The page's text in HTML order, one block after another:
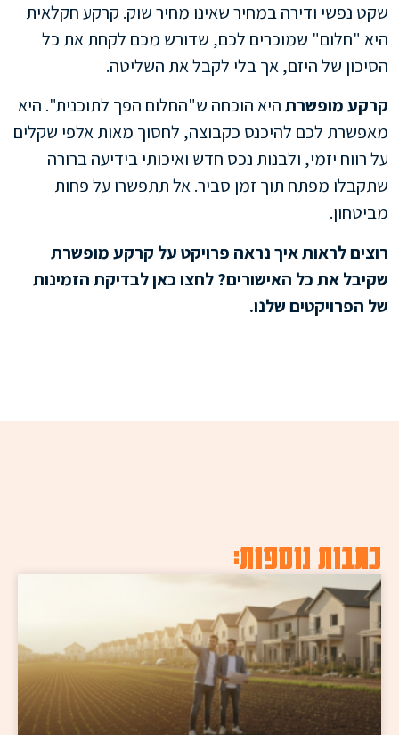
שקט נפשי ודירה במחיר שאינו מחיר שוק. קרקע חקלאית
היא "חלום" שמוכרים לכם, שדורש מכם לקחת את כל
הסיכון של היזם, אך בלי לקבל את השליטה.
קרקע מופשרתהיא הוכחה ש"החלום הפך לתוכנית". היא
מאפשרת לכם להיכנס כקבוצה, לחסוך מאות אלפי שקלים
על רווח יזמי, ולבנות נכס חדש ואיכותי בידיעה ברורה
שתקבלו מפתח תוך זמן סביר. אל תתפשרו על פחות
מביטחון.
רוצים לראות איך נראה פרויקט על קרקע מופשרת
שקיבל את כל האישורים? לחצו כאן לבדיקת הזמינות
של הפרויקטים שלנו.
כתבות נוספות: